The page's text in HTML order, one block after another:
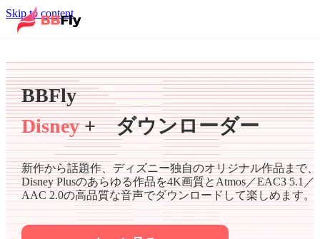
Skip to content
BBFly
Disney+ ダウンローダー
新作から話題作、ディズニー独自のオリジナル作品まで、
Disney Plusのあらゆる作品を4K画質とAtmos／EAC3 5.1／
AAC 2.0の高品質な音声でダウンロードして楽しめます。